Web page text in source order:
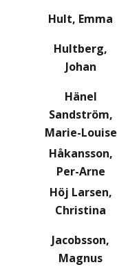
Hult, Emma
Hultberg,
Johan
Hänel
Sandström,
Marie-Louise
Håkansson,
Per-Arne
Höj Larsen,
Christina
Jacobsson,
Magnus